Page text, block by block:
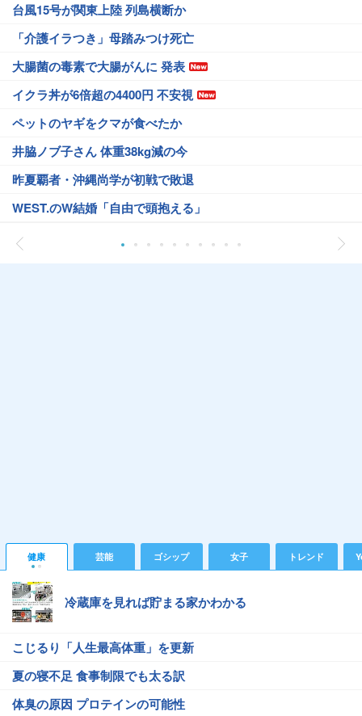
台風15号が関東上陸 列島横断か
「介護イラつき」母踏みつけ死亡
大腸菌の毒素で大腸がんに 発表
イクラ丼が6倍超の4400円 不安視
ペットのヤギをクマが食べたか
井脇ノブ子さん 体重38kg減の今
昨夏覇者・沖縄尚学が初戦で敗退
WEST.のW結婚「自由で頭抱える」
健康 芸能 ゴシップ 女子 トレンド
冷蔵庫を見れば貯まる家かわかる
こじるり「人生最高体重」を更新
夏の寝不足 食事制限でも太る訳
体臭の原因 プロテインの可能性